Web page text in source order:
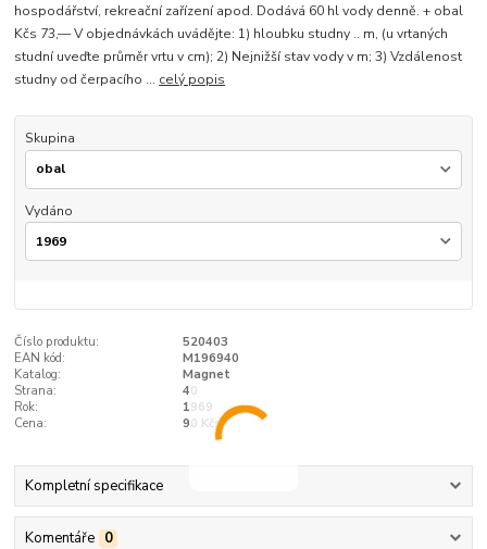
hospodářství, rekreační zařízení apod. Dodává 60 hl vody denně. + obal
Kčs 73,— V objednávkách uvádějte: 1) hloubku studny .. m, (u vrtaných
studní uveďte průměr vrtu v cm); 2) Nejnižší stav vody v m; 3) Vzdálenost
studny od čerpacího ... celý popis
Skupina
Vydáno
Číslo produktu:
520403
EAN kód:
M196940
Katalog:
Magnet
Strana:
40
Rok:
1969
Cena:
90 Kčs
Kompletní specifikace
Komentáře 0